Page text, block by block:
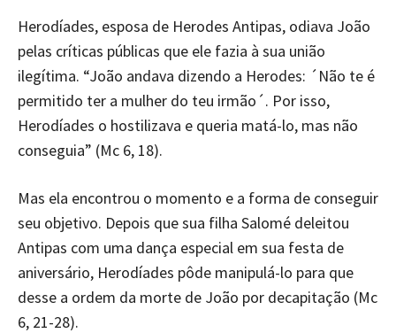
Herodíades, esposa de Herodes Antipas, odiava João
pelas críticas públicas que ele fazia à sua união
ilegítima. “João andava dizendo a Herodes: ´Não te é
permitido ter a mulher do teu irmão´. Por isso,
Herodíades o hostilizava e queria matá-lo, mas não
conseguia” (Mc 6, 18).
Mas ela encontrou o momento e a forma de conseguir
seu objetivo. Depois que sua filha Salomé deleitou
Antipas com uma dança especial em sua festa de
aniversário, Herodíades pôde manipulá-lo para que
desse a ordem da morte de João por decapitação (Mc
6, 21-28).